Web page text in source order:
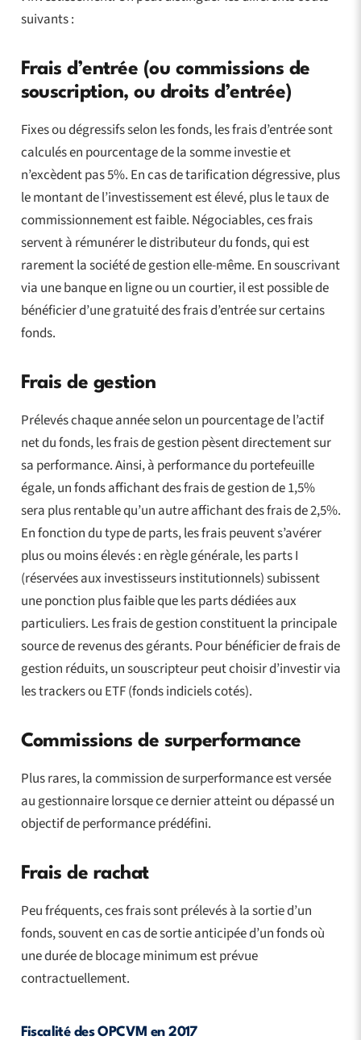
suivants :
Frais d’entrée (ou commissions de
souscription, ou droits d’entrée)
Fixes ou dégressifs selon les fonds, les frais d’entrée sont
calculés en pourcentage de la somme investie et
n’excèdent pas 5%. En cas de tarification dégressive, plus
le montant de l’investissement est élevé, plus le taux de
commissionnement est faible. Négociables, ces frais
servent à rémunérer le distributeur du fonds, qui est
rarement la société de gestion elle-même. En souscrivant
via une banque en ligne ou un courtier, il est possible de
bénéficier d’une gratuité des frais d’entrée sur certains
fonds.
Frais de gestion
Prélevés chaque année selon un pourcentage de l’actif
net du fonds, les frais de gestion pèsent directement sur
sa performance. Ainsi, à performance du portefeuille
égale, un fonds affichant des frais de gestion de 1,5%
sera plus rentable qu’un autre affichant des frais de 2,5%.
En fonction du type de parts, les frais peuvent s’avérer
plus ou moins élevés : en règle générale, les parts I
(réservées aux investisseurs institutionnels) subissent
une ponction plus faible que les parts dédiées aux
particuliers. Les frais de gestion constituent la principale
source de revenus des gérants. Pour bénéficier de frais de
gestion réduits, un souscripteur peut choisir d’investir via
les trackers ou ETF (fonds indiciels cotés).
Commissions de surperformance
Plus rares, la commission de surperformance est versée
au gestionnaire lorsque ce dernier atteint ou dépassé un
objectif de performance prédéfini.
Frais de rachat
Peu fréquents, ces frais sont prélevés à la sortie d’un
fonds, souvent en cas de sortie anticipée d’un fonds où
une durée de blocage minimum est prévue
contractuellement.
Fiscalité des OPCVM en 2017